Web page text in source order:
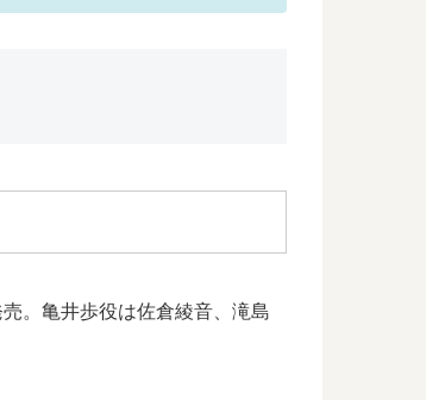
。亀井歩役は佐倉綾音、滝島